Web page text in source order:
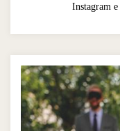
Instagram e